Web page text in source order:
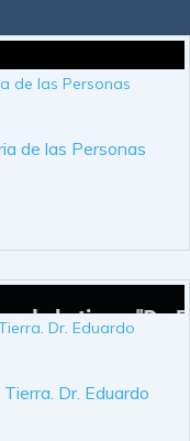
de las Personas
Dr. Eduardo